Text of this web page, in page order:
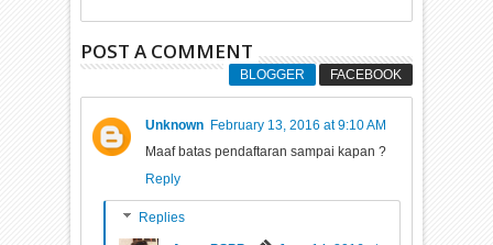
POST A COMMENT
BLOGGER FACEBOOK
Unknown February 13, 2016 at 9:10 AM
Maaf batas pendaftaran sampai kapan ?
Reply
Replies